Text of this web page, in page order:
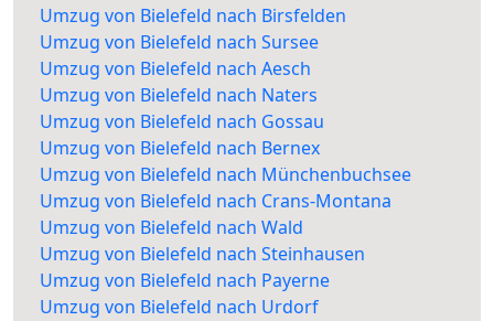
Umzug von Bielefeld nach Birsfelden
Umzug von Bielefeld nach Sursee
Umzug von Bielefeld nach Aesch
Umzug von Bielefeld nach Naters
Umzug von Bielefeld nach Gossau
Umzug von Bielefeld nach Bernex
Umzug von Bielefeld nach Münchenbuchsee
Umzug von Bielefeld nach Crans-Montana
Umzug von Bielefeld nach Wald
Umzug von Bielefeld nach Steinhausen
Umzug von Bielefeld nach Payerne
Umzug von Bielefeld nach Urdorf